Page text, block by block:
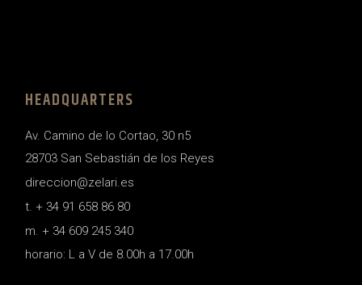
HEADQUARTERS
Av. Camino de lo Cortao, 30 n5
28703 San Sebastián de los Reyes
direccion@zelari.es
t. + 34 91 658 86 80
m. + 34 609 245 340
horario: L a V de 8.00h a 17.00h